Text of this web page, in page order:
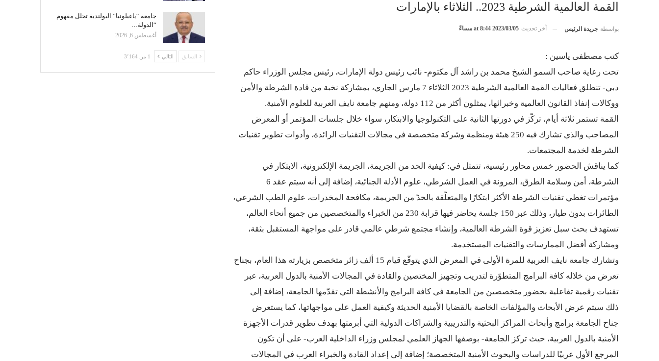
القمة العالمية الشرطية 2023.. الثلاثاء بالإمارات
بواسطة جريدة الرئيس آخر تحديث 2023/03/05 at 8:44 مساءً
كتب مصطفى ياسين :
تحت رعاية صاحب السمو الشيخ محمد بن راشد آل مكتوم- نائب رئيس دولة الإمارات، رئيس مجلس الوزراء حاكم
دبي- تنطلق فعاليات القمة العالمية الشرطية 2023 الثلاثاء 7 مارس الجاري، بمشاركة نخبة من قادة الشرطة والأمن
ووكالات إنفاذ القانون العالمية وخبرائها، يمثلون أكثر من 112 دولة، ومنهم جامعة نايف العربية للعلوم الأمنية.
القمة تستمر ثلاثة أيام، تركّز في دورتها الثانية على التكنولوجيا والابتكار، سواء خلال جلسات المؤتمر أو المعرض
المصاحب والذي تشارك فيه 250 هيئة ومنظمة وشركة متخصصة في مجالات التقنيات الرائدة، وأدوات تطوير تقنيات
الشرطة لخدمة المجتمعات.
كما يناقش الحضور خمس محاور رئيسية، تتمثل في: كيفية الحد من الجريمة، الجريمة الإلكترونية، الابتكار في
الشرطة، أمن وسلامة الطرق، المرونة في العمل الشرطي، علوم الأدلة الجنائية، إضافة إلى أنه سيتم عقد 6
مؤتمرات تغطي تقنيات الشرطة الأكثر ابتكارًا والمتعلّقة بالحدّ من الجريمة، مكافحة المخدرات، علوم الطب الشرعي،
الطائرات بدون طيار، وذلك عبر 150 جلسة يحاضر فيها قرابة 230 من الخبراء والمتخصصين من جميع أنحاء العالم،
تستهدف بحث سبل تعزيز قوة الشرطة العالمية، وإنشاء مجتمع شرطي عالمي قادر على مواجهة المستقبل بثقة،
ومشاركة أفضل الممارسات والتقنيات المستخدمة.
وتشارك جامعة نايف العربية للمرة الأولى في المعرض الذي يتوقّع قيام 15 ألف زائر متخصص بزيارته هذا العام، بجناح
تعرض من خلاله كافة البرامج المتطوّرة لتدريب وتجهيز المختصين والقادة في المجالات الأمنية بالدول العربية، عبر
تقنيات رقمية تفاعلية بحضور متخصصين من الجامعة في كافة البرامج والأنشطة التي تقدّمها الجامعة، إضافة إلى
ذلك سيتم عرض الأبحاث والمؤلفات الخاصة بالقضايا الأمنية الحديثة وكيفية العمل على مواجهاتها، كما يستعرض
جناح الجامعة برامج وأبحاث المراكز البحثية والتدريبية والشراكات الدولية التي أبرمتها بهدف تطوير قدرات الأجهزة
الأمنية بالدول العربية، حيث تركز الجامعة- بوصفها الجهاز العلمي لمجلس وزراء الداخلية العرب- على أن تكون
المرجع الأول عربيًا للدراسات والبحوث الأمنية المتخصصة؛ إضافة إلى إعداد القادة والخبراء العرب في المجالات
جامعة “ياغيلونيا” البولندية تحلل مفهوم
“الدولة…
أغسطس 6, 2026
السابق التالي 1 من 3٬164